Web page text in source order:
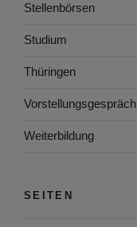
Stellenbörsen
Studium
Thüringen
Vorstellungsgespräch
Weiterbildung
SEITEN